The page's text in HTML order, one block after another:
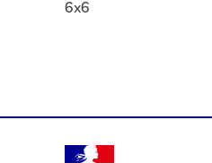
6x6